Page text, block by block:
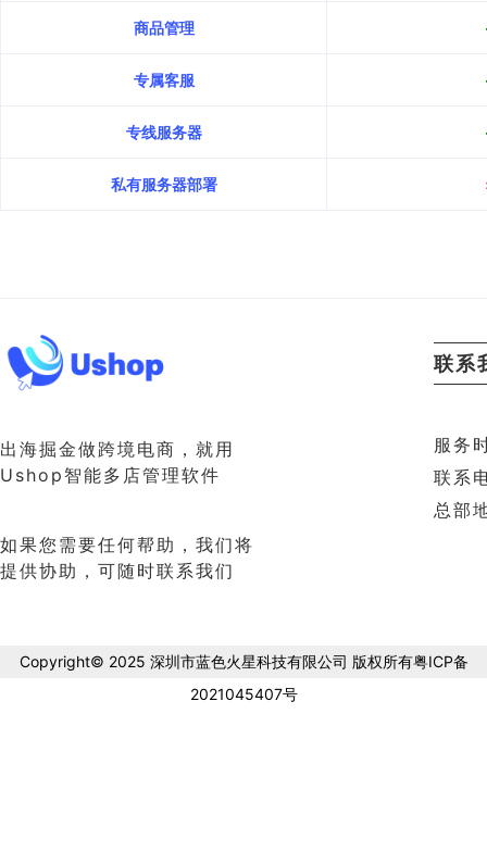
商品管理
专属客服
专线服务器
私有服务器部署
出海掘金做跨境电商，就用
Ushop智能多店管理软件
如果您需要任何帮助，我们将
提供协助，可随时联系我们
联系
服务
联系
总部
Copyright© 2025 深圳市蓝色火星科技有限公司 版权所有粤ICP备
2021045407号